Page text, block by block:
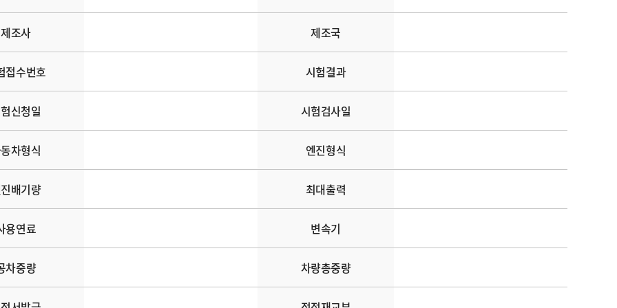
제조사 제조국
접수번호 시험결과
신청일 시험검사일
차형식 엔진형식
배기량 최대출력
용연료 변속기
차중량 차량총중량